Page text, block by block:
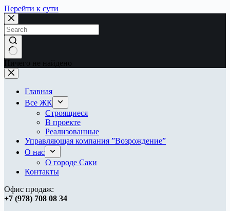
Перейти к сути
Ничего не найдено
Главная
Все ЖК
Строящиеся
В проекте
Реализованные
Управляющая компания ”Возрождение”
О нас
О городе Саки
Контакты
Офис продаж:
+7 (978) 708 08 34